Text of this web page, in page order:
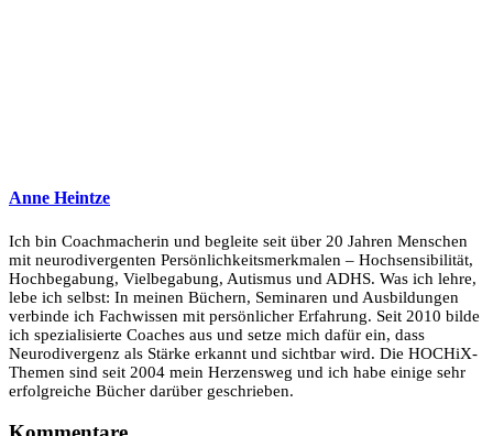
Anne Heintze
Ich bin Coachmacherin und begleite seit über 20 Jahren Menschen
mit neurodivergenten Persönlichkeitsmerkmalen – Hochsensibilität,
Hochbegabung, Vielbegabung, Autismus und ADHS. Was ich lehre,
lebe ich selbst: In meinen Büchern, Seminaren und Ausbildungen
verbinde ich Fachwissen mit persönlicher Erfahrung. Seit 2010 bilde
ich spezialisierte Coaches aus und setze mich dafür ein, dass
Neurodivergenz als Stärke erkannt und sichtbar wird. Die HOCHiX-
Themen sind seit 2004 mein Herzensweg und ich habe einige sehr
erfolgreiche Bücher darüber geschrieben.